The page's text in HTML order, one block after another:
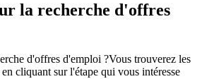
la recherche d'offres
d'offres d'emploi ?Vous trouverez les
cliquant sur l'étape qui vous intéresse